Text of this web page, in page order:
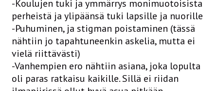
-Koulujen tuki ja ymmärrys monimuotoisista
perheistä ja ylipäänsä tuki lapsille ja nuorille
-Puhuminen, ja stigman poistaminen (tässä
nähtiin jo tapahtuneenkin askelia, mutta ei
vielä riittävästi)
-Vanhempien ero nähtiin asiana, joka lopulta
oli paras ratkaisu kaikille. Sillä ei riidan